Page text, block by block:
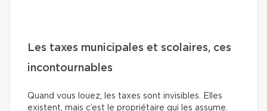
Les taxes municipales et scolaires, ces
incontournables
Quand vous louez, les taxes sont invisibles. Elles
existent, mais c’est le propriétaire qui les assume.